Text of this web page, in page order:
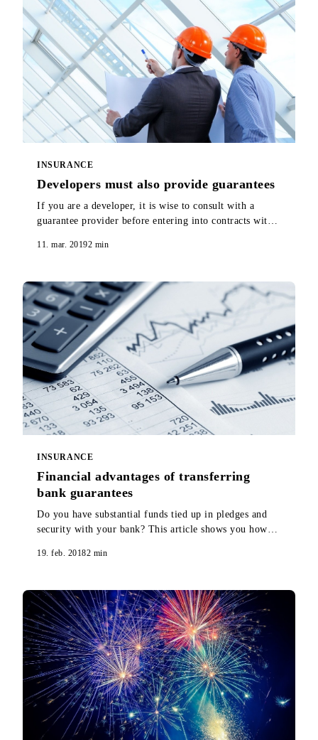
INSURANCE
Developers must also provide guarantees
If you are a developer, it is wise to consult with a
guarantee provider before entering into contracts with
why.
11. mar. 20192 min
INSURANCE
Financial advantages of transferring
bank guarantees
Do you have substantial funds tied up in pledges and
security with your bank? This article shows you how
19. feb. 20182 min